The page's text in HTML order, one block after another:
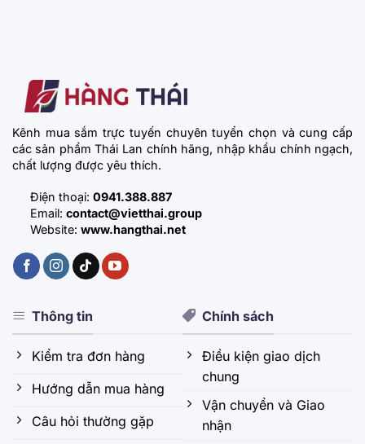
Kênh mua sắm trực tuyến chuyên tuyển chọn và cung cấp
các sản phẩm Thái Lan chính hãng, nhập khẩu chính ngạch,
chất lượng được yêu thích.
Điện thoại: 0941.388.887
Email: contact@vietthai.group
Website: www.hangthai.net
Thông tin
Kiểm tra đơn hàng
Hướng dẫn mua hàng
Câu hỏi thường gặp
Chính sách
Điều kiện giao dịch
chung
Vận chuyển và Giao
nhận